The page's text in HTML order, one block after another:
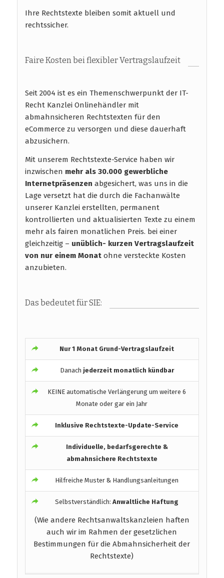
Ihre Rechtstexte bleiben somit aktuell und
rechtssicher.
Faire Kosten bei flexibler Vertragslaufzeit
Seit 2004 ist es ein Themenschwerpunkt der IT-
Recht Kanzlei Onlinehändler mit
abmahnsicheren Rechtstexten für den
eCommerce zu versorgen und diese dauerhaft
abzusichern.
Mit unserem Rechtstexte-Service haben wir
inzwischen mehr als 30.000 gewerbliche
Internetpräsenzen abgesichert, was uns in die
Lage versetzt hat die durch die Fachanwälte
unserer Kanzlei erstellten, permanent
kontrollierten und aktualisierten Texte zu einem
mehr als fairen monatlichen Preis. bei einer
gleichzeitig – unüblich- kurzen Vertragslaufzeit
von nur einem Monat ohne versteckte Kosten
anzubieten.
Das bedeutet für SIE:
Nur 1 Monat Grund-Vertragslaufzeit
Danach jederzeit monatlich kündbar
KEINE automatische Verlängerung um weitere 6
Monate oder gar ein Jahr
Inklusive Rechtstexte-Update-Service
Individuelle, bedarfsgerechte &
abmahnsichere Rechtstexte
Hilfreiche Muster & Handlungsanleitungen
Selbstverständlich:Anwaltliche Haftung
(Wie andere Rechtsanwaltskanzleien haften
auch wir im Rahmen der gesetzlichen
Bestimmungen für die Abmahnsicherheit der
Rechtstexte)